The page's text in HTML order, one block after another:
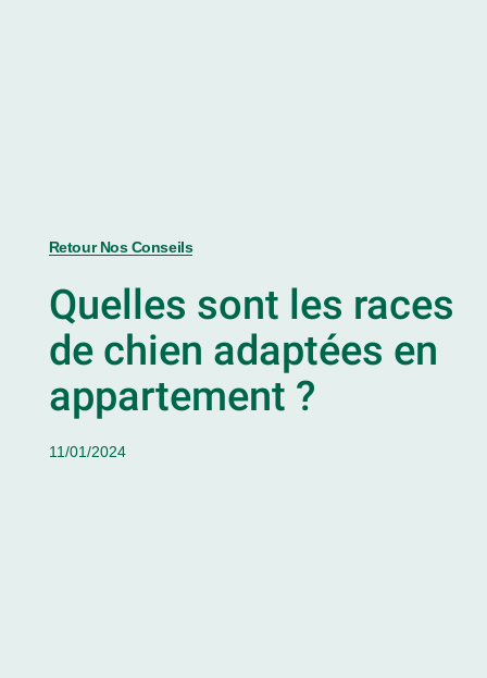
Retour Nos Conseils
Quelles sont les races
de chien adaptées en
appartement ?
11/01/2024